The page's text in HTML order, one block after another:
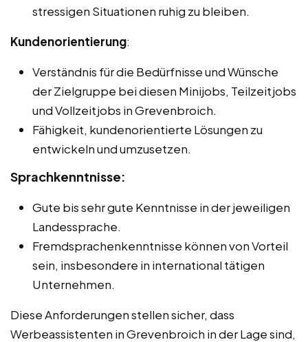
stressigen Situationen ruhig zu bleiben.
Kundenorientierung:
Verständnis für die Bedürfnisse und Wünsche
der Zielgruppe bei diesen Minijobs, Teilzeitjobs
und Vollzeitjobs in Grevenbroich.
Fähigkeit, kundenorientierte Lösungen zu
entwickeln und umzusetzen.
Sprachkenntnisse:
Gute bis sehr gute Kenntnisse in der jeweiligen
Landessprache.
Fremdsprachenkenntnisse können von Vorteil
sein, insbesondere in international tätigen
Unternehmen.
Diese Anforderungen stellen sicher, dass
Werbeassistenten in Grevenbroich in der Lage sind,